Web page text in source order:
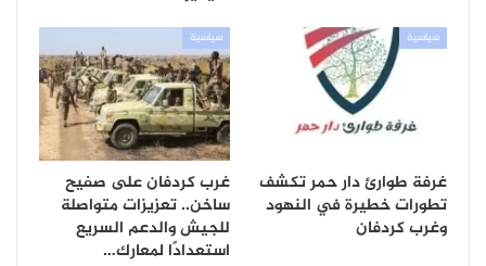
سياسية
غرفة طوارئ دار حمر تكشف
تطورات خطيرة في النهود
وغرب كردفان
سياسية
غرب كردفان على صفيح
ساخن.. تعزيزات متواصلة
للجيش والدعم السريع
استعدادًا لمعارك…